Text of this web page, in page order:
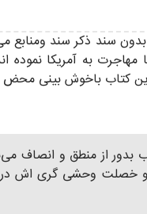
سند ذکر سند ومنابع
مهاجرت به آمریکا
این کتاب باخوش بینی
بدور از منطق و انصاف
وحشی گری اش در